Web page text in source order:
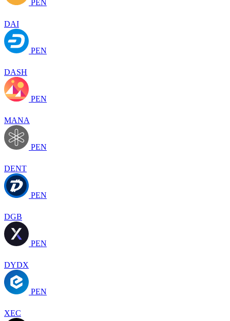
PEN
DAI
PEN
DASH
PEN
MANA
PEN
DENT
PEN
DGB
PEN
DYDX
PEN
XEC